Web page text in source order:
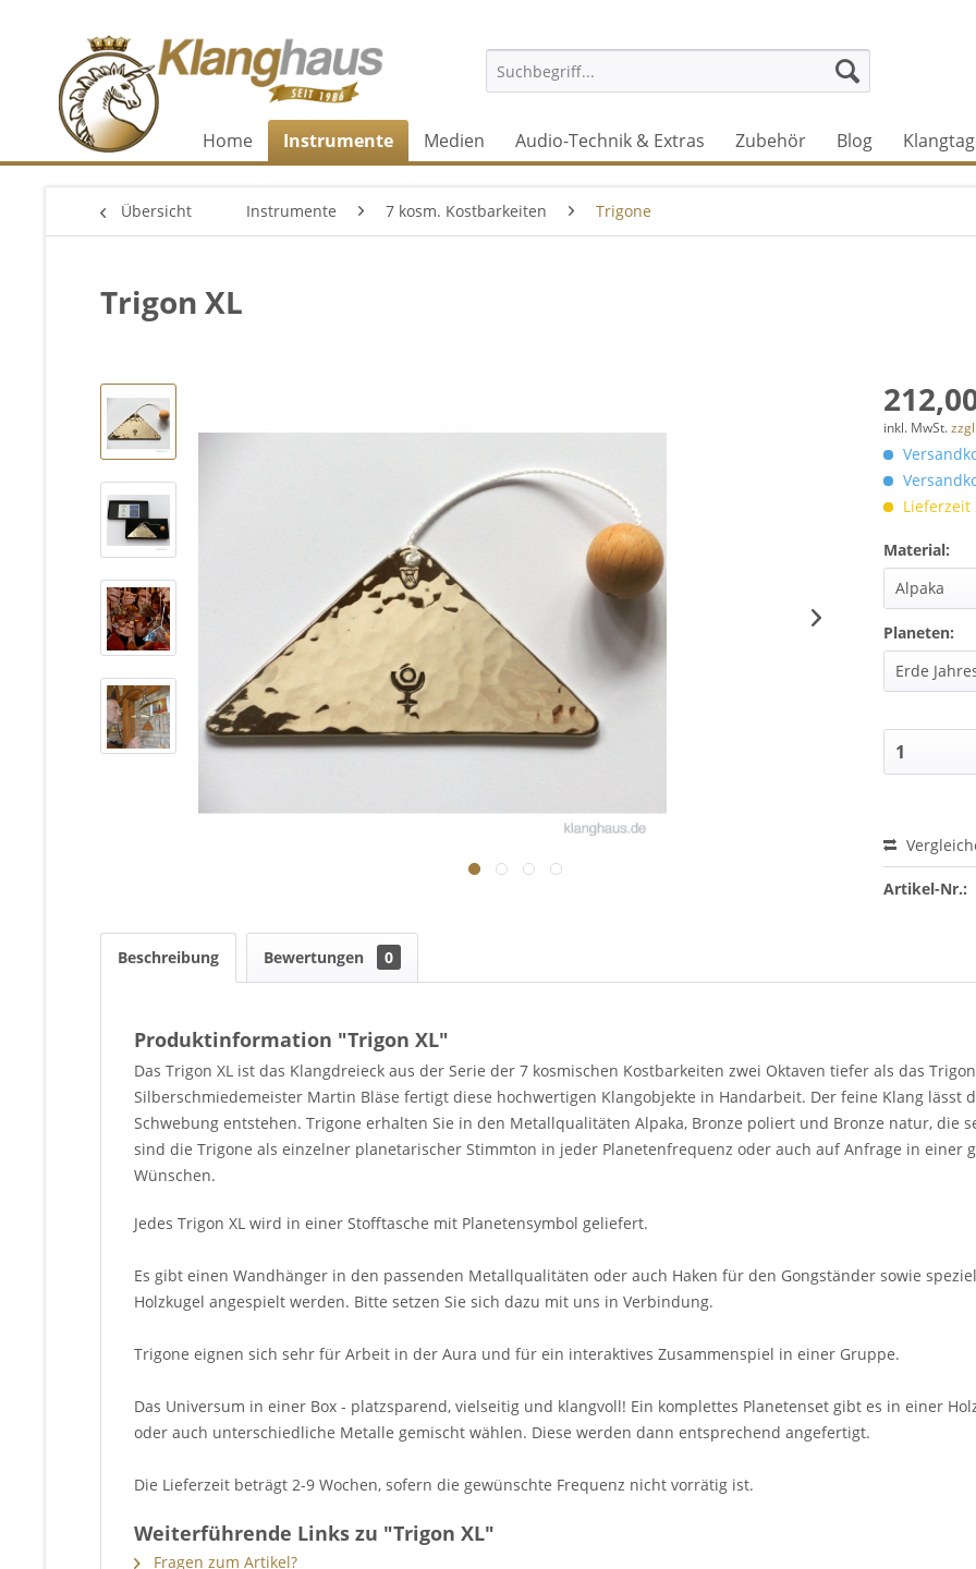
Home Instrumente Medien Audio-Technik & Extras Zubehör Blog
Übersicht Instrumente 7 kosm. Kostbarkeiten Trigone
Trigon XL
inkl. MwSt.
Lieferzeit
Material:
Planeten:
Artikel-Nr.:
Beschreibung Bewertungen 0
Produktinformation "Trigon XL"
Das Trigon XL ist das Klangdreieck aus der Serie der 7 kosmischen Kostbarkeiten zwei Oktaven tiefer als das
Silberschmiedemeister Martin Bläse fertigt diese hochwertigen Klangobjekte in Handarbeit. Der feine Klang lässt
Schwebung entstehen. Trigone erhalten Sie in den Metallqualitäten Alpaka, Bronze poliert und Bronze natur, die
sind die Trigone als einzelner planetarischer Stimmton in jeder Planetenfrequenz oder auch auf Anfrage in einer
Wünschen.
Jedes Trigon XL wird in einer Stofftasche mit Planetensymbol geliefert.
Es gibt einen Wandhänger in den passenden Metallqualitäten oder auch Haken für den Gongständer sowie
Holzkugel angespielt werden. Bitte setzen Sie sich dazu mit uns in Verbindung.
Trigone eignen sich sehr für Arbeit in der Aura und für ein interaktives Zusammenspiel in einer Gruppe.
Das Universum in einer Box - platzsparend, vielseitig und klangvoll! Ein komplettes Planetenset gibt es in einer
oder auch unterschiedliche Metalle gemischt wählen. Diese werden dann entsprechend angefertigt.
Die Lieferzeit beträgt 2-9 Wochen, sofern die gewünschte Frequenz nicht vorrätig ist.
Weiterführende Links zu "Trigon XL"
Fragen zum Artikel?